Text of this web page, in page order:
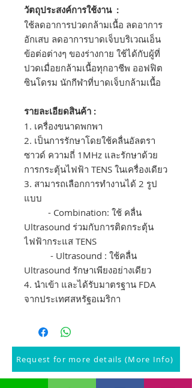
วัตถุประสงค์การใช้งาน :
ใช้ลดอาการปวดกล้ามเนื้อ ลดอาการ
อักเสบ ลดอาการบาดเจ็บบริเวณเอ็น
ข้อต่อต่างๆ ของร่างกาย ใช้ได้กับผู้ที่
ปวดเมื่อยกล้ามเนื้อทุกอาชีพ ออฟฟิต
ซินโดรม นักกีฬาที่บาดเจ็บกล้ามเนื้อ
รายละเอียดสินค้า :
1. เครื่องขนาดพกพา
2. เป็นการรักษาโดยใช้คลื่นอัลตรา
ซาวด์ ความถี่ 1MHz และรักษาด้วย
การกระตุ้นไฟฟ้า TENS ในเครื่องเดียว
3. สามารถเลือกการทำงานได้ 2 รูป
แบบ
- Combination: ใช้ คลื่น
Ultrasound ร่วมกับการติดกระตุ้น
ไฟฟ้ากระแส TENS
- Ultrasound : ใช้คลื่น
Ultrasound รักษาเพียงอย่างเดียว
4. นำเข้า และได้รับมาตรฐาน FDA
จากประเทศสหรัฐอเมริกา
Request for more details (More Info)